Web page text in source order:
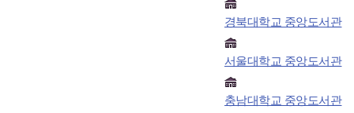
경북대학교 중앙도서관
서울대학교 중앙도서관
충남대학교 중앙도서관